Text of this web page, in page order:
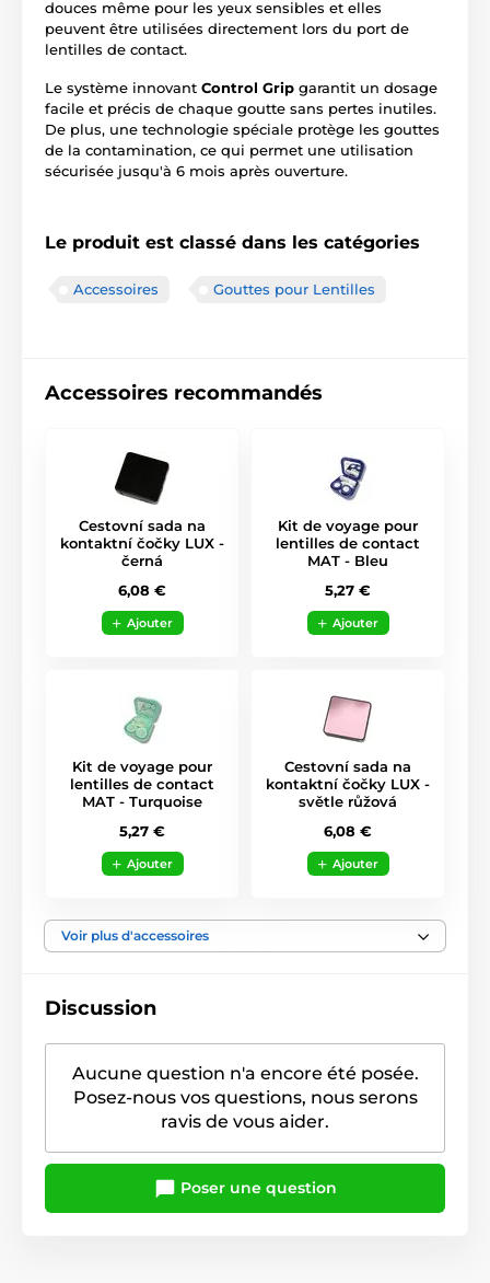
douces même pour les yeux sensibles et elles
peuvent être utilisées directement lors du port de
lentilles de contact.
Le système innovant Control Grip garantit un dosage
facile et précis de chaque goutte sans pertes inutiles.
De plus, une technologie spéciale protège les gouttes
de la contamination, ce qui permet une utilisation
sécurisée jusqu'à 6 mois après ouverture.
Le produit est classé dans les catégories
Accessoires Gouttes pour Lentilles
Accessoires recommandés
Cestovní sada na
kontaktní čočky LUX -
černá
6,08 €
Ajouter
Kit de voyage pour
lentilles de contact
MAT - Bleu
5,27 €
Ajouter
Kit de voyage pour
lentilles de contact
MAT - Turquoise
5,27 €
Ajouter
Cestovní sada na
kontaktní čočky LUX -
světle růžová
6,08 €
Ajouter
Voir plus d'accessoires
Discussion
Aucune question n'a encore été posée.
Posez-nous vos questions, nous serons
ravis de vous aider.
Poser une question